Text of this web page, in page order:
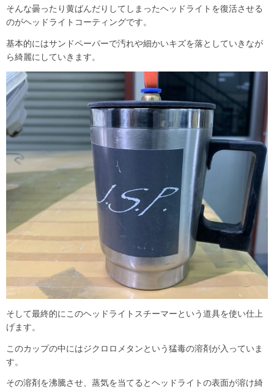
そんな曇ったり黄ばんだりしてしまったヘッドライトを復活させる
のがヘッドライトコーティングです。
基本的にはサンドペーパーで汚れや細かいキズを落としていきなが
ら綺麗にしていきます。
そして最終的にこのヘッドライトスチーマーという道具を使い仕上
げます。
このカップの中にはジクロロメタンという猛毒の溶剤が入っていま
す。
その溶剤を沸騰させ、蒸気を当てるとヘッドライトの表面が溶け綺